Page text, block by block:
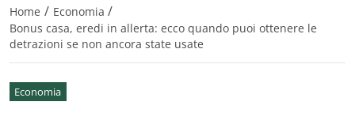
Home / Economia /
Bonus casa, eredi in allerta: ecco quando puoi ottenere le
detrazioni se non ancora state usate
Economia